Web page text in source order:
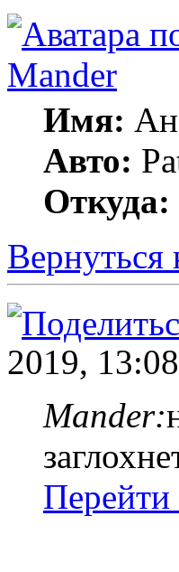
Mander
Имя:
Авто:
Откуда:
Вернуться
2019, 13:08
Mander: